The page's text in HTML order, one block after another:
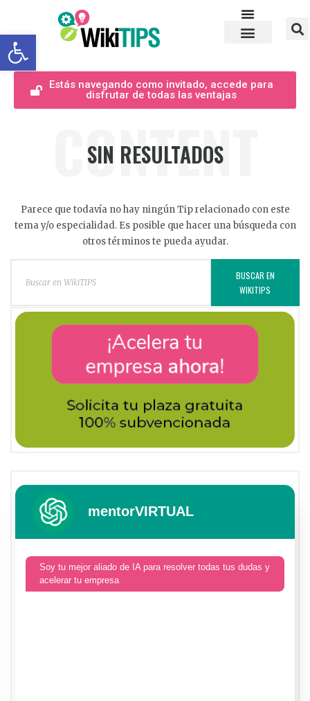
Abrir barra de herramientas
Estás navegando como invitado, accede para
disfrutar de todas las ventajas
CONTENT
SIN RESULTADOS
Parece que todavía no hay ningún Tip relacionado con este
tema y/o especialidad. Es posible que hacer una búsqueda con
otros términos te pueda ayudar.
BUSCAR EN
WIKITIPS
mentorVIRTUAL
Soy tu mejor aliado de IA para resolver todas tus dudas y
acelerar tu empresa